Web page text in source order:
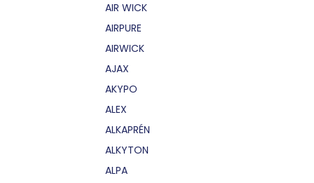
AIR WICK
AIRPURE
AIRWICK
AJAX
AKYPO
ALEX
ALKAPRÉN
ALKYTON
ALPA